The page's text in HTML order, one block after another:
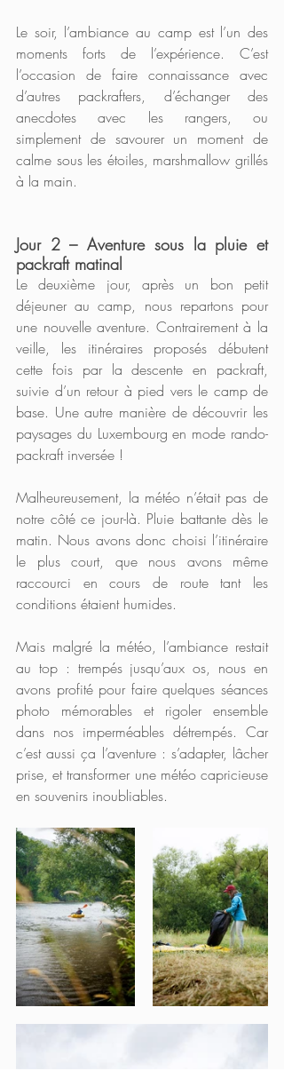
Le soir, l’ambiance au camp est l’un des
moments forts de l’expérience. C’est
l’occasion de faire connaissance avec
d’autres packrafters, d’échanger des
anecdotes avec les rangers, ou
simplement de savourer un moment de
calme sous les étoiles, marshmallow grillés
à la main.
Jour 2 – Aventure sous la pluie et
packraft matinal
Le deuxième jour, après un bon petit
déjeuner au camp, nous repartons pour
une nouvelle aventure. Contrairement à la
veille, les itinéraires proposés débutent
cette fois par la descente en packraft,
suivie d’un retour à pied vers le camp de
base. Une autre manière de découvrir les
paysages du Luxembourg en mode rando-
packraft inversée !
Malheureusement, la météo n’était pas de
notre côté ce jour-là. Pluie battante dès le
matin. Nous avons donc choisi l’itinéraire
le plus court, que nous avons même
raccourci en cours de route tant les
conditions étaient humides.
Mais malgré la météo, l’ambiance restait
au top : trempés jusqu’aux os, nous en
avons profité pour faire quelques séances
photo mémorables et rigoler ensemble
dans nos imperméables détrempés. Car
c’est aussi ça l’aventure : s’adapter, lâcher
prise, et transformer une météo capricieuse
en souvenirs inoubliables.